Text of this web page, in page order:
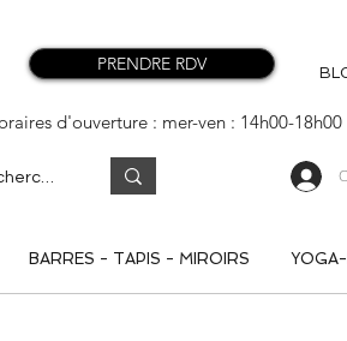
PRENDRE RDV
d'ouverture : mer-ven : 14h00-
BARRES - TAPIS - MIROIRS